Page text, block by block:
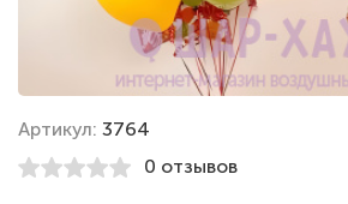
Артикул: 3764
0 отзывов